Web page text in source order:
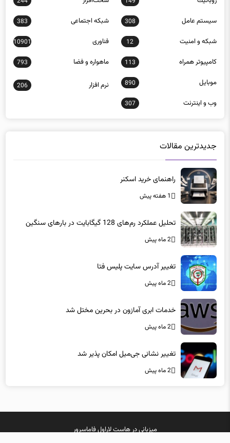
سيستم عامل 308 شبكه اجتماعی 383
شبكه و امنيت 12 فناوری 10901
كامپيوتر همراه 113 ماهواره و فضا 793
موبايل 890
206
وب و اينترنت 307
راهنمای خرید اسکنر
1 هفته پیش
2 ماه پیش
2 ماه پیش
2 ماه پیش
2 ماه پیش
میزبانی درهاست لاراولفاماسرور